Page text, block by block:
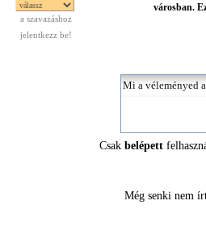
a szavazáshoz
jelentkezz be!
városban.
Csak belépett
Még senki nem